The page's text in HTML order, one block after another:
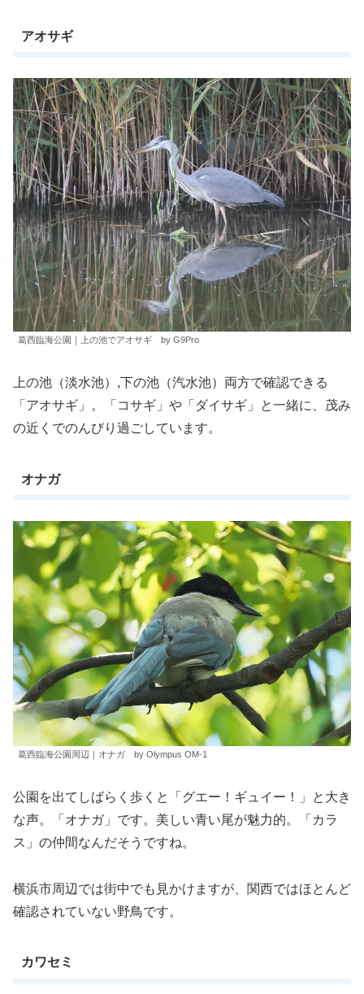
アオサギ
葛西臨海公園｜上の池でアオサギ by G9Pro
上の池（淡水池）,下の池（汽水池）両方で確認できる
「アオサギ」。「コサギ」や「ダイサギ」と一緒に、茂み
の近くでのんびり過ごしています。
オナガ
葛西臨海公園周辺｜オナガ by Olympus OM-1
公園を出てしばらく歩くと「グエー！ギュイー！」と大き
な声。「オナガ」です。美しい青い尾が魅力的。「カラ
ス」の仲間なんだそうですね。
横浜市周辺では街中でも見かけますが、関西ではほとんど
確認されていない野鳥です。
カワセミ